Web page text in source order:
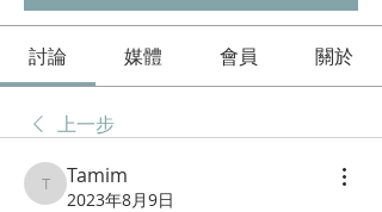
討論 媒體 會員 關於
上一步
Tamim
Tamim
2023年8月9日